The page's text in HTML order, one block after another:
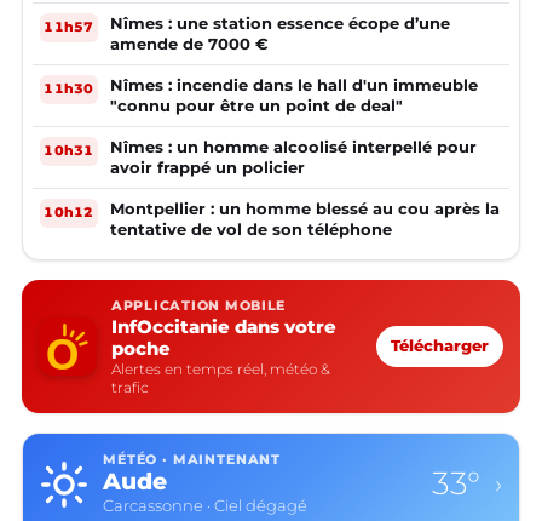
11h57
Nîmes : une station essence écope d’une
amende de 7000 €
11h30
Nîmes : incendie dans le hall d'un immeuble
"connu pour être un point de deal"
10h31
Nîmes : un homme alcoolisé interpellé pour
avoir frappé un policier
10h12
Montpellier : un homme blessé au cou après la
tentative de vol de son téléphone
APPLICATION MOBILE
InfOccitanie dans votre
poche
Alertes en temps réel, météo &
trafic
Télécharger
MÉTÉO · MAINTENANT
Aude
Carcassonne · Ciel dégagé
33° ›